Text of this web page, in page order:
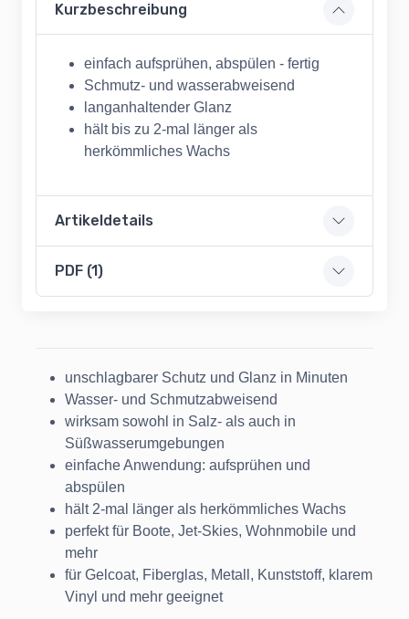
Kurzbeschreibung
einfach aufsprühen, abspülen - fertig
Schmutz- und wasserabweisend
langanhaltender Glanz
hält bis zu 2-mal länger als
herkömmliches Wachs
Artikeldetails
PDF (1)
unschlagbarer Schutz und Glanz in Minuten
Wasser- und Schmutzabweisend
wirksam sowohl in Salz- als auch in
Süßwasserumgebungen
einfache Anwendung: aufsprühen und
abspülen
hält 2-mal länger als herkömmliches Wachs
perfekt für Boote, Jet-Skies, Wohnmobile und
mehr
für Gelcoat, Fiberglas, Metall, Kunststoff, klarem
Vinyl und mehr geeignet